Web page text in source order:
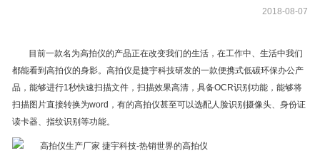
2018-08-07
目前一款名为高拍仪的产品正在改变我们的生活，在工作中、生活中我们
都能看到高拍仪的身影。高拍仪是捷宇科技研发的一款便携式低碳环保办公产
品，能够进行1秒快速扫描文件，扫描效果高清，具备OCR识别功能，能够将
扫描图片直接转换为word，有的高拍仪甚至可以选配人脸识别摄像头、身份证
读卡器、指纹识别等功能。